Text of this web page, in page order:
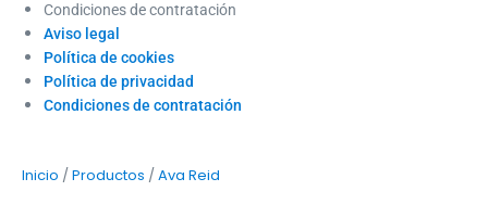
Condiciones de contratación
Aviso legal
Política de cookies
Política de privacidad
Condiciones de contratación
Inicio /Productos /Ava Reid